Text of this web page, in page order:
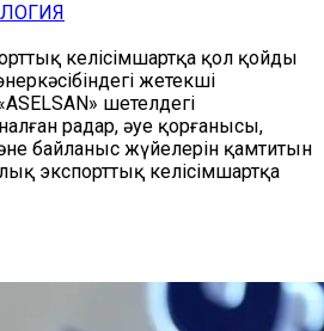
келісімшартқа қол қойды
жетекші
шетелдегі
радар, әуе қорғанысы,
байланыс жүйелерін қамтитын
экспорттық келісімшартқа